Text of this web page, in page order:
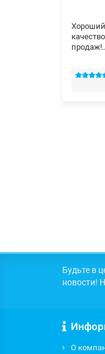
продаж!..
Будьте в
новости!
О